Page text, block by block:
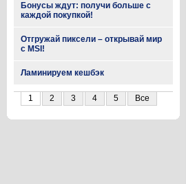
Бонусы ждут: получи больше с
каждой покупкой!
Отгружай пиксели – открывай мир
с MSI!
Ламинируем кешбэк
1 2 3 4 5 Все